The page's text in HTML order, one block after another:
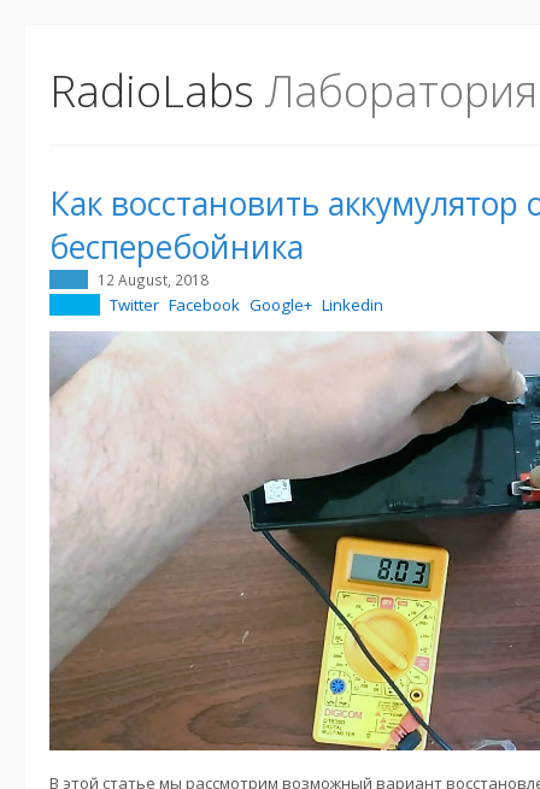
RadioLabs
Как восстановить аккумулятор
бесперебойника
12 August, 2018
Twitter Facebook Google+ Linkedin
В этой статье мы рассмотрим возможный вариант